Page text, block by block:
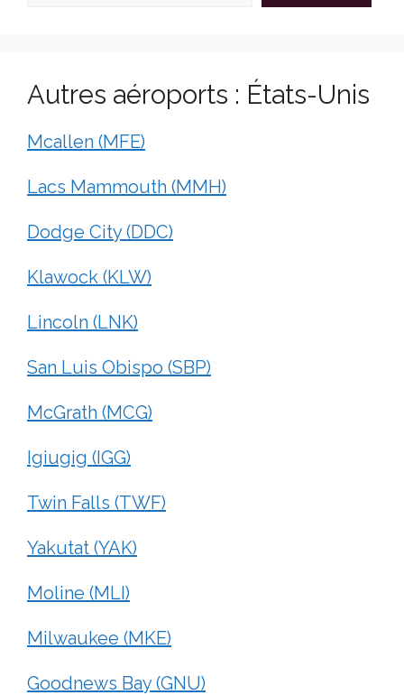
Autres aéroports : États-Unis
Mcallen (MFE)
Lacs Mammouth (MMH)
Dodge City (DDC)
Klawock (KLW)
Lincoln (LNK)
San Luis Obispo (SBP)
McGrath (MCG)
Igiugig (IGG)
Twin Falls (TWF)
Yakutat (YAK)
Moline (MLI)
Milwaukee (MKE)
Goodnews Bay (GNU)